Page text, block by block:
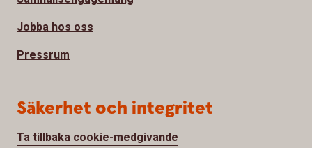
Jobba hos oss
Pressrum
Säkerhet och integritet
Ta tillbaka cookie-medgivande